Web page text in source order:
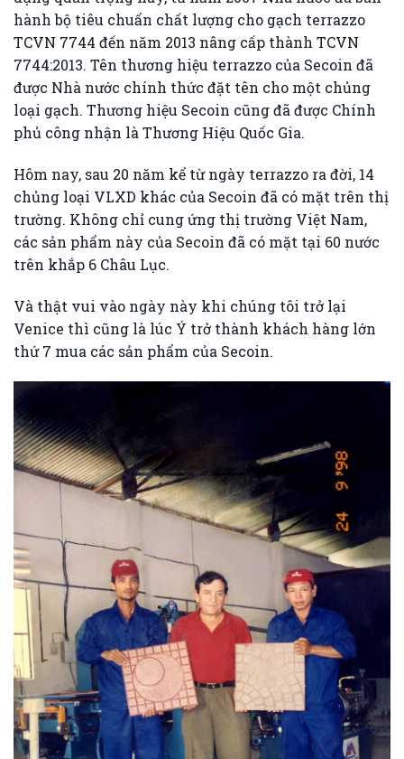
hành bộ tiêu chuẩn chất lượng cho gạch terrazzo
TCVN 7744 đến năm 2013 nâng cấp thành TCVN
7744:2013. Tên thương hiệu terrazzo của Secoin đã
được Nhà nước chính thức đặt tên cho một chủng
loại gạch. Thương hiệu Secoin cũng đã được Chính
phủ công nhận là Thương Hiệu Quốc Gia.
Hôm nay, sau 20 năm kể từ ngày terrazzo ra đời, 14
chủng loại VLXD khác của Secoin đã có mặt trên thị
trường. Không chỉ cung ứng thị trường Việt Nam,
các sản phẩm này của Secoin đã có mặt tại 60 nước
trên khắp 6 Châu Lục.
Và thật vui vào ngày này khi chúng tôi trở lại
Venice thì cũng là lúc Ý trở thành khách hàng lớn
thứ 7 mua các sản phẩm của Secoin.